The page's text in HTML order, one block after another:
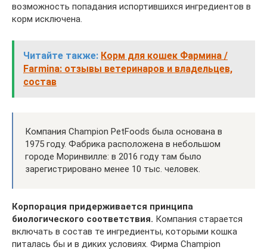
возможность попадания испортившихся ингредиентов в
корм исключена.
Читайте также: Корм для кошек Фармина /
Farmina: отзывы ветеринаров и владельцев,
состав
Компания Champion PetFoods была основана в
1975 году. Фабрика расположена в небольшом
городе Моринвилле: в 2016 году там было
зарегистрировано менее 10 тыс. человек.
Корпорация придерживается принципа
биологического соответствия. Компания старается
включать в состав те ингредиенты, которыми кошка
питалась бы и в диких условиях. Фирма Champion